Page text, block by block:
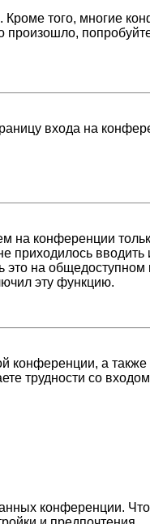
того, многие
попробуйте
входа на
на конференции
приходилось
на
эту функцию.
конференции, а
трудности со
конференции.